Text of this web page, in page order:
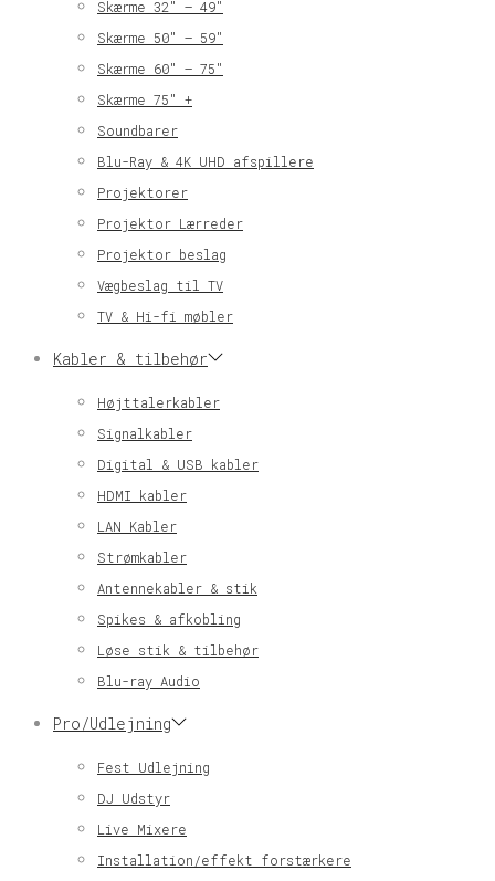
Skærme 32″ – 49″
Skærme 50″ – 59″
Skærme 60″ – 75″
Skærme 75″ +
Soundbarer
Blu-Ray & 4K UHD afspillere
Projektorer
Projektor Lærreder
Projektor beslag
Vægbeslag til TV
TV & Hi-fi møbler
Kabler & tilbehør
Højttalerkabler
Signalkabler
Digital & USB kabler
HDMI kabler
LAN Kabler
Strømkabler
Antennekabler & stik
Spikes & afkobling
Løse stik & tilbehør
Blu-ray Audio
Pro/Udlejning
Fest Udlejning
DJ Udstyr
Live Mixere
Installation/effekt forstærkere